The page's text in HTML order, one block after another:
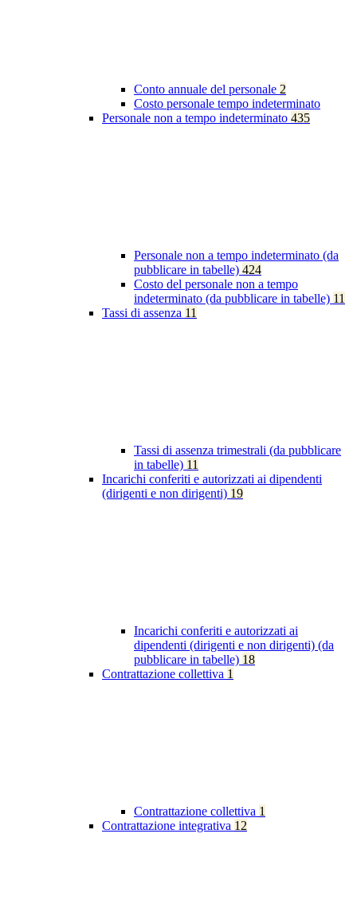
Conto annuale del personale 2
Costo personale tempo indeterminato
Personale non a tempo indeterminato 435
Personale non a tempo indeterminato (da
pubblicare in tabelle) 424
Costo del personale non a tempo
indeterminato (da pubblicare in tabelle) 11
Tassi di assenza 11
Tassi di assenza trimestrali (da pubblicare
in tabelle) 11
Incarichi conferiti e autorizzati ai dipendenti
(dirigenti e non dirigenti) 19
Incarichi conferiti e autorizzati ai
dipendenti (dirigenti e non dirigenti) (da
pubblicare in tabelle) 18
Contrattazione collettiva 1
Contrattazione collettiva 1
Contrattazione integrativa 12